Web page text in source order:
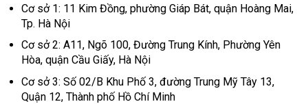
Cơ sở 1: 11 Kim Đồng, phường Giáp Bát, quận Hoàng Mai,
Tp. Hà Nội
Cơ sở 2: A11, Ngõ 100, Đường Trung Kính, Phường Yên
Hòa, quận Cầu Giấy, Hà Nội
Cơ sở 3: Số 02/B Khu Phố 3, đường Trung Mỹ Tây 13,
Quận 12, Thành phố Hồ Chí Minh